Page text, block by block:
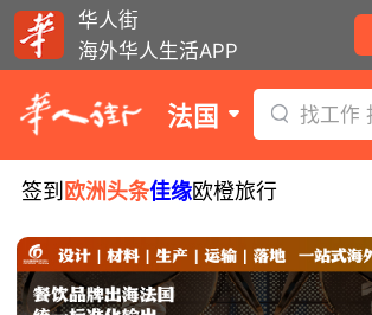
华人街
海外华人生活APP
法国 找工作
签到 欧洲头条佳缘欧橙旅行